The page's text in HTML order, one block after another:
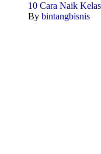
10 Cara Naik
By bintangbisnis